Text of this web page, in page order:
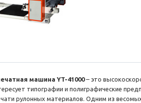
машина YT-41000– это
типографии и полиграфические
рулонных материалов. Одним из